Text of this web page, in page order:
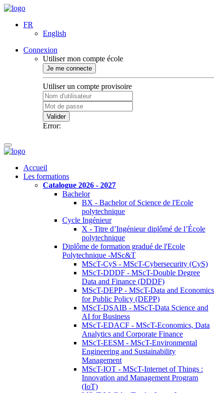
FR
English
Connexion
Utiliser mon compte école
Je me connecte
Utiliser un compte provisoire
Valider
Error:
Accueil
Les formations
Catalogue 2026 - 2027
Bachelor
BX - Bachelor of Science de l'Ecole
polytechnique
Cycle Ingénieur
X - Titre d’Ingénieur diplômé de l’École
polytechnique
Diplôme de formation gradué de l'Ecole
Polytechnique -MSc&T
MScT-CyS - MScT-Cybersecurity (CyS)
MScT-DDDF - MScT-Double Degree
Data and Finance (DDDF)
MScT-DEPP - MScT-Data and Economics
for Public Policy (DEPP)
MScT-DSAIB - MScT-Data Science and
AI for Business
MScT-EDACF - MScT-Economics, Data
Analytics and Corporate Finance
MScT-EESM - MScT-Environmental
Engineering and Sustainability
Management
MScT-IOT - MScT-Internet of Things :
Innovation and Management Program
(IoT)